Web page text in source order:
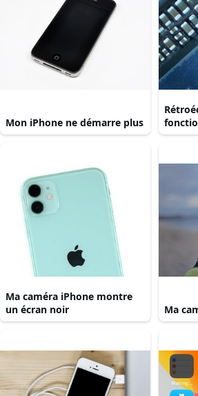
Mon iPhone ne démarre plus
Ma caméra iPhone montre
un écran noir
Ma